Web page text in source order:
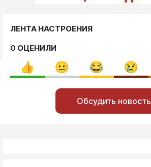
ЛЕНТА НАСТРОЕНИЯ
0 ОЦЕНИЛИ
Обсудить новость